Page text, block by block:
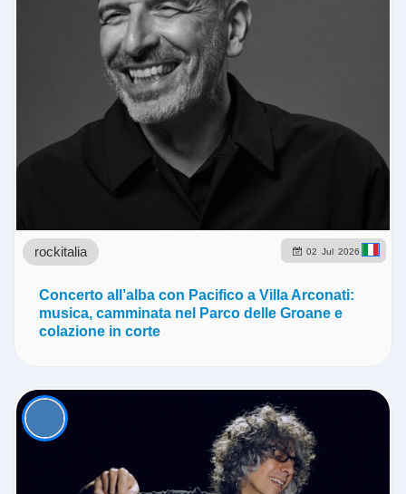
02 Jul 2026
rockitalia
Concerto all’alba con Pacifico a Villa Arconati:
musica, camminata nel Parco delle Groane e
colazione in corte